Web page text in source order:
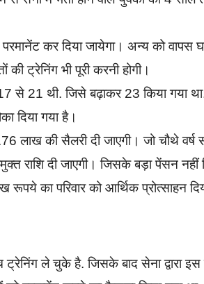
कर दिया जायेगा। अन्य को वापस
ट्रेनिंग भी पूरी करनी होगी।
से 21 थी. जिसे बढ़ाकर 23 किया गया
दिया गया है।
लाख की सैलरी दी जाएगी। जो चौथे
राशि दी जाएगी। जिसके बड़ा पेंसन नहीं
का परिवार को आर्थिक प्रोत्साहन
ले चुके है. जिसके बाद सेना द्वारा